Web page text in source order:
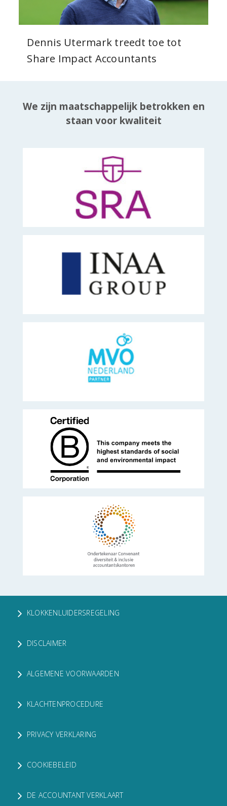
Dennis Utermark treedt toe tot
Share Impact Accountants
We zijn maatschappelijk betrokken en
staan voor kwaliteit
KLOKKENLUIDERSREGELING
DISCLAIMER
ALGEMENE VOORWAARDEN
KLACHTENPROCEDURE
PRIVACY VERKLARING
COOKIEBELEID
DE ACCOUNTANT VERKLAART